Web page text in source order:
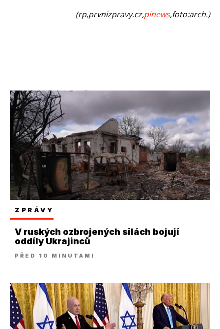
(rp,prvnizpravy.cz,pinews,foto:arch.)
ZPRÁVY
V ruských ozbrojených silách bojují
oddíly Ukrajinců
PŘED 10 MINUTAMI